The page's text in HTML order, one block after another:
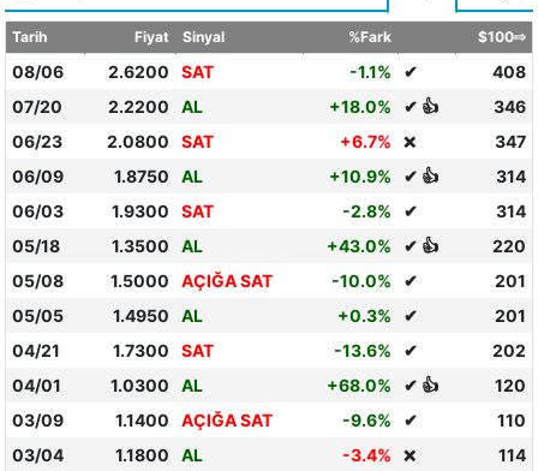
Tarih Fiyat Sinyal %Fark $100⇨
08/06 2.6200 SAT -1.1% ✔
408
07/20
2.2200 AL +18.0% ✔ 👍
346
06/23
2.0800 SAT +6.7% ❌
347
06/09
1.8750 AL +10.9% ✔ 👍
314
06/03
1.9300 SAT -2.8% ✔
314
05/18
1.3500 AL +43.0% ✔ 👍
220
05/08
1.5000 AÇIĞA SAT -10.0% ✔
201
05/05
1.4950 AL +0.3% ✔
201
04/21
1.7300 SAT -13.6% ✔
202
04/01
1.0300 AL +68.0% ✔ 👍
120
03/09
1.1400 AÇIĞA SAT -9.6% ✔
110
03/04
1.1800 AL -3.4% ❌
114